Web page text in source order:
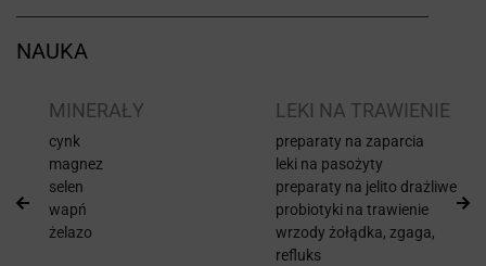
NAUKA
MINERAŁY
cynk
magnez
selen
wapń
żelazo
LEKI NA TRAWIENIE
preparaty na zaparcia
leki na pasożyty
preparaty na jelito drażliwe
probiotyki na trawienie
wrzody żołądka, zgaga,
refluks